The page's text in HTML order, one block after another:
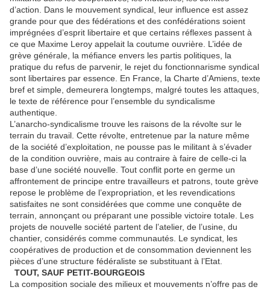
d’action. Dans le mouvement syndical, leur influence est assez
grande pour que des fédérations et des confédérations soient
imprégnées d’esprit libertaire et que certains réflexes passent à
ce que Maxime Leroy appelait la coutume ouvrière. L’idée de
grève générale, la méfiance envers les partis politiques, la
pratique du refus de parvenir, le rejet du fonctionnarisme syndical
sont libertaires par essence. En France, la Charte d’Amiens, texte
bref et simple, demeurera longtemps, malgré toutes les attaques,
le texte de référence pour l’ensemble du syndicalisme
authentique.
L’anarcho-syndicalisme trouve les raisons de la révolte sur le
terrain du travail. Cette révolte, entretenue par la nature même
de la société d’exploitation, ne pousse pas le militant à s’évader
de la condition ouvrière, mais au contraire à faire de celle-ci la
base d’une société nouvelle. Tout conflit porte en germe un
affrontement de principe entre travailleurs et patrons, toute grève
repose le problème de l’expropriation, et les revendications
satisfaites ne sont considérées que comme une conquête de
terrain, annonçant ou préparant une possible victoire totale. Les
projets de nouvelle société partent de l’atelier, de l’usine, du
chantier, considérés comme communautés. Le syndicat, les
coopératives de production et de consommation deviennent les
pièces d’une structure fédéraliste se substituant à l’Etat.
TOUT, SAUF PETIT-BOURGEOIS
La composition sociale des milieux et mouvements n’offre pas de